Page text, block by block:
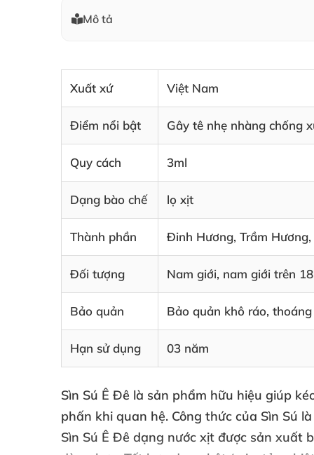
Mô tả
Xuất xứ Việt Nam
Điểm nổi bật Gây tê nhẹ nhàng chống
Quy cách 3ml
Dạng bào chế lọ xịt
Thành phần Đinh Hương, Trầm
Đối tượng Nam giới, nam giới trên
Bảo quản Bảo quản khô ráo,
Hạn sử dụng 03 năm
Sìn Sú Ê Đê là sản phẩm hữu hiệu giúp
phấn khi quan hệ. Công thức của Sìn Sú
Sìn Sú Ê Đê dạng nước xịt được sản xuất